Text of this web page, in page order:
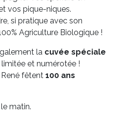
vos pique-niques.
si pratique avec son
Agriculture Biologique !
la cuvée spéciale
limitée et numérotée !
fêtent 100 ans
matin.